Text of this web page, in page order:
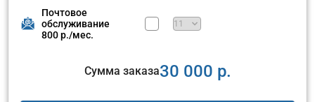
Почтовое
обслуживание
800 р./мес.
Сумма заказа30 000 р.